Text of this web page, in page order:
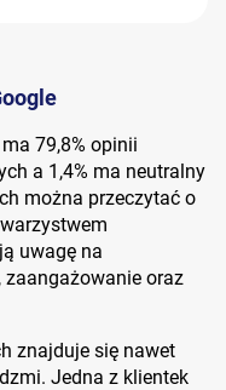
79,8% opinii
a 1,4% ma neutralny
można przeczytać o
uwagę na
zaangażowanie oraz
znajduje się nawet
Jedna z klientek